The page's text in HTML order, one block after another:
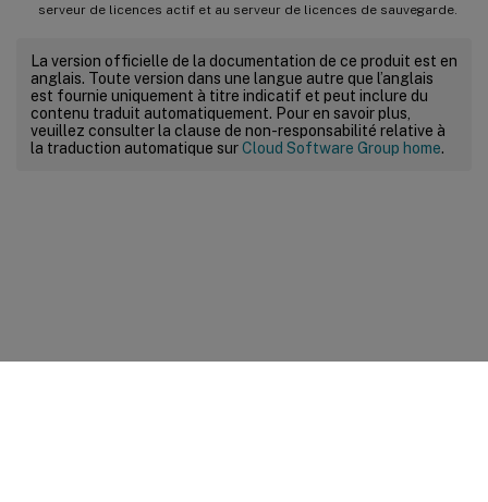
serveur de licences actif et au serveur de licences de sauvegarde.
La version officielle de la documentation de ce produit est en
anglais. Toute version dans une langue autre que l’anglais
est fournie uniquement à titre indicatif et peut inclure du
contenu traduit automatiquement. Pour en savoir plus,
veuillez consulter la clause de non-responsabilité relative à
la traduction automatique surCloud Software Group home.